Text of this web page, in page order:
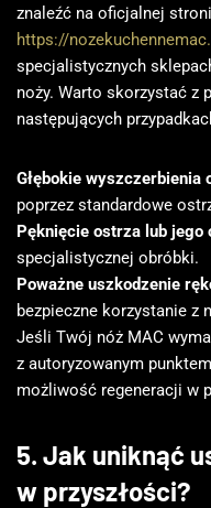
znaleźć na oficjalnej
https://
specjalistycznych
noży. Warto skorzystać z
następujących
Głębokie wyszczerbienia
poprzez standardowe
Pęknięcie ostrza lub jego
specjalistycznej obróbki.
Poważne uszkodzenie
bezpieczne korzystanie z
Jeśli Twój nóż MAC
z autoryzowanym
możliwość regeneracji w
5. Jak uniknąć
w przyszłości?